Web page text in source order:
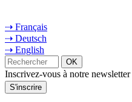
⇢ Français
⇢ Deutsch
⇢ English
Inscrivez-vous à notre newsletter